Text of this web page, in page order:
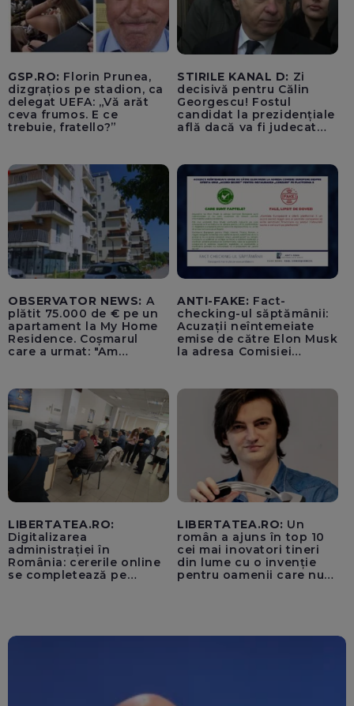
GSP.RO: Florin Prunea,
dizgrațios pe stadion, ca
delegat UEFA: „Vă arăt
ceva frumos. E ce
trebuie, fratello?”
STIRILE KANAL D: Zi
decisivă pentru Călin
Georgescu! Fostul
candidat la prezidențiale
află dacă va fi judecat
OBSERVATOR NEWS: A
plătit 75.000 de € pe un
apartament la My Home
Residence. Coșmarul
care a urmat: "Am
ANTI-FAKE: Fact-
checking-ul săptămânii:
Acuzații neîntemeiate
emise de către Elon Musk
la adresa Comisiei
pentru instaurarea
„cenzurii” pe platforma X
LIBERTATEA.RO:
Digitalizarea
administrației în
România: cererile online
se completează pe
LIBERTATEA.RO: Un
român a ajuns în top 10
cei mai inovatori tineri
din lume cu o invenție
pentru oamenii care nu